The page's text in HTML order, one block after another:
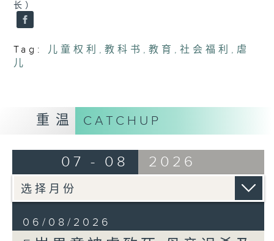
长）
Tag: 儿童权利 ,教科书 ,教育 ,社会福利 , 虐
儿
重温 CATCHUP
07 - 08 2026
06/08/2026